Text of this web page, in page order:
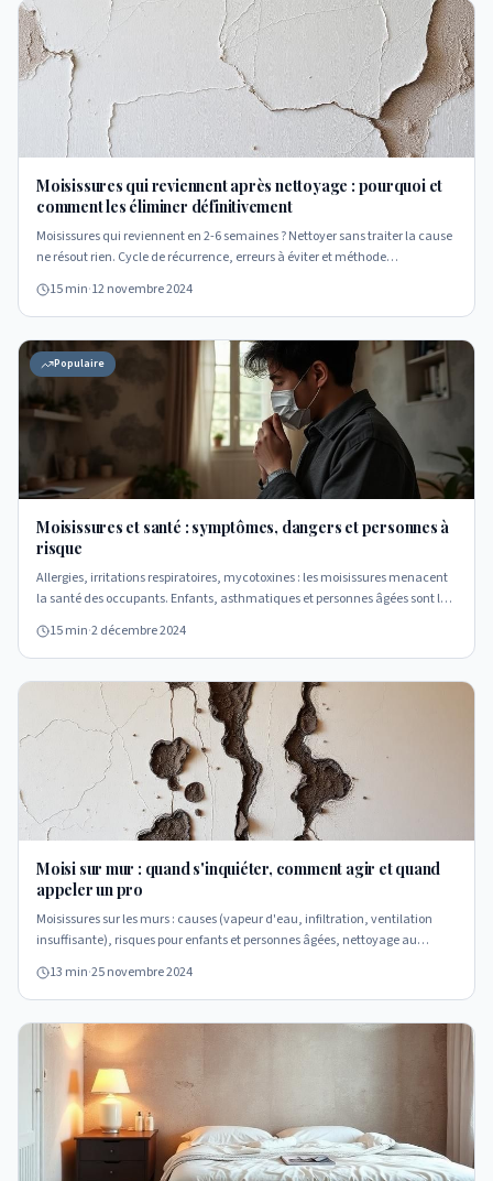
Moisissures qui reviennent après nettoyage : pourquoi et
comment les éliminer définitivement
Moisissures qui reviennent en 2-6 semaines ? Nettoyer sans traiter la cause
ne résout rien. Cycle de récurrence, erreurs à éviter et méthode
15 min·12 novembre 2024
Populaire
Moisissures et santé : symptômes, dangers et personnes à
risque
Allergies, irritations respiratoires, mycotoxines : les moisissures menacent
la santé des occupants. Enfants, asthmatiques et personnes âgées sont les
15 min·2 décembre 2024
Moisi sur mur : quand s'inquiéter, comment agir et quand
appeler un pro
Moisissures sur les murs : causes (vapeur d'eau, infiltration, ventilation
insuffisante), risques pour enfants et personnes âgées, nettoyage au
13 min·25 novembre 2024